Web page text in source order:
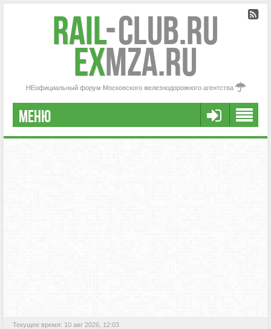
Rail-Club.RU
exMZA.RU
НЕофициальный форум Московского железнодорожного агентства
МЕНЮ
РЕГИСТРАЦИЯ
Текущее время: 10 авг 2026, 12:03